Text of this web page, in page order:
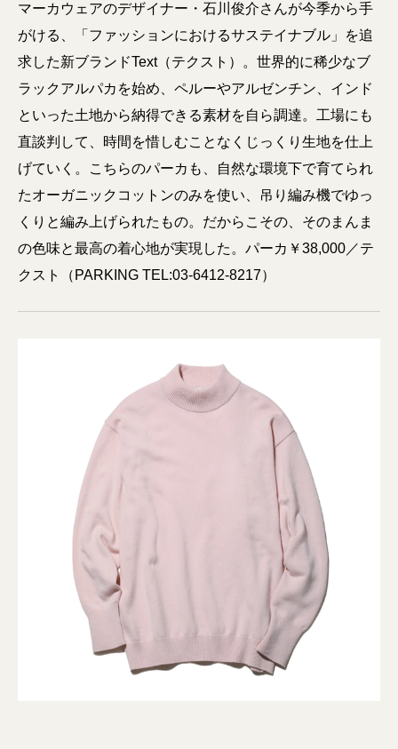
マーカウェアのデザイナー・石川俊介さんが今季から手
がける、「ファッションにおけるサステイナブル」を追
求した新ブランドText（テクスト）。世界的に稀少なブ
ラックアルパカを始め、ペルーやアルゼンチン、インド
といった土地から納得できる素材を自ら調達。工場にも
直談判して、時間を惜しむことなくじっくり生地を仕上
げていく。こちらのパーカも、自然な環境下で育てられ
たオーガニックコットンのみを使い、吊り編み機でゆっ
くりと編み上げられたもの。だからこその、そのまんま
の色味と最高の着心地が実現した。パーカ￥38,000／テ
クスト（PARKING TEL:03-6412-8217）